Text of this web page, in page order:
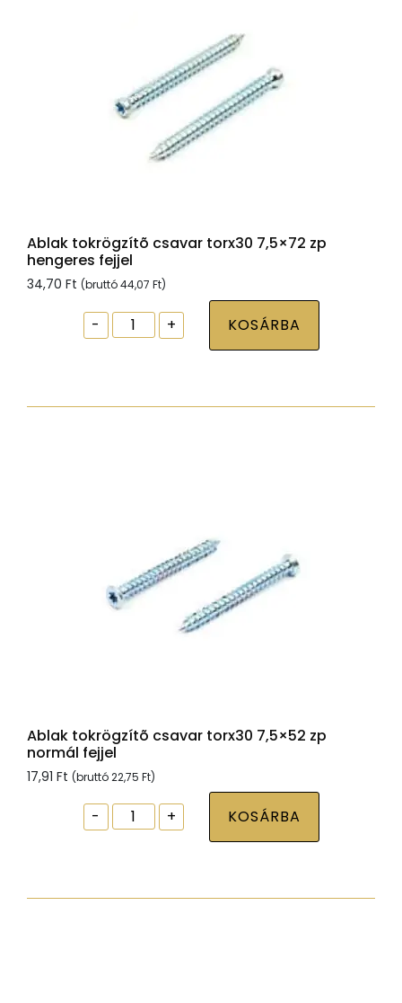
Ablak tokrögzítõ csavar torx30 7,5×72 zp
hengeres fejjel
34,70 Ft (bruttó44,07 Ft)
-
Ablak
tokrögzítõ
7,5x72
+ KOSÁRBA
Ablak tokrögzítõ csavar torx30 7,5×52 zp
normál fejjel
17,91 Ft (bruttó22,75 Ft)
-
Ablak
tokrögzítõ
7,5x52
+ KOSÁRBA